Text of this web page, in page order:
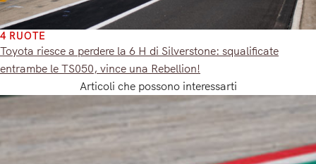
4 RUOTE
Toyota riesce a perdere la 6 H di Silverstone: squalificate
entrambe le TS050, vince una Rebellion!
Articoli che possono interessarti